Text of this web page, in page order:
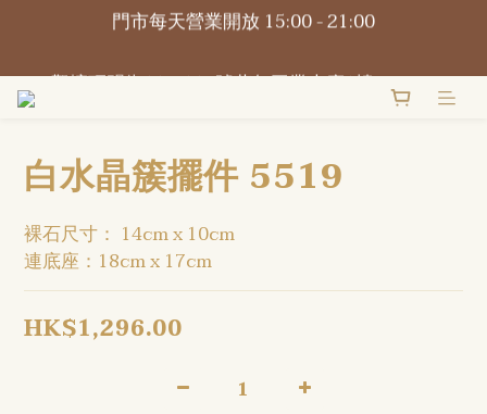
📍觀塘巧明街116-118號萬年工業大廈1樓O2Omall
門市每天營業開放 15:00 - 21:00
📍觀塘巧明街116-118號萬年工業大廈1樓O2Omall
白水晶簇擺件 5519
裸石尺寸： 14cm x 10cm
連底座：18cm x 17cm
HK$1,296.00